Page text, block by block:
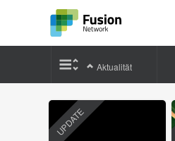
Aktualität
UPDATE